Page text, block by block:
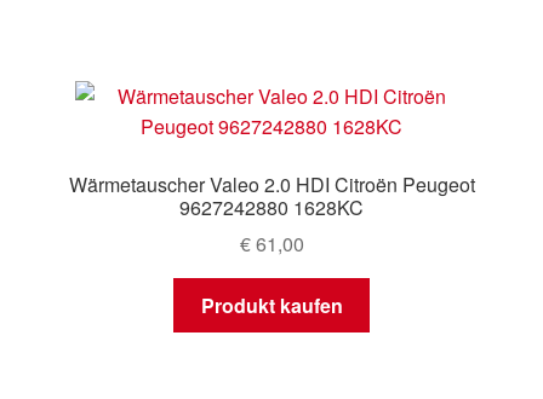
Wärmetauscher Valeo 2.0 HDI Citroën Peugeot
9627242880 1628KC
€61,00
Produkt kaufen